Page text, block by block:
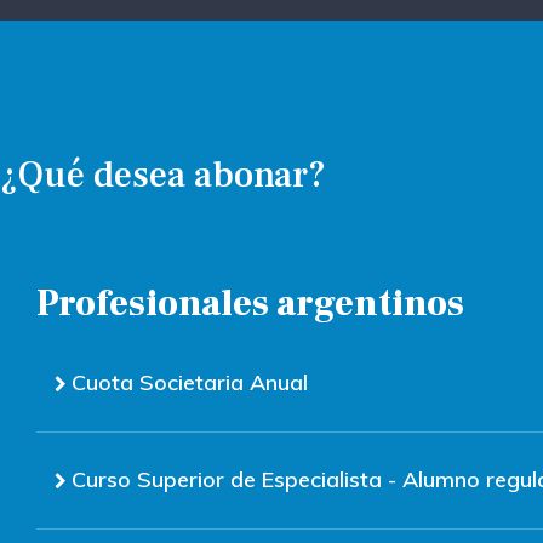
¿Qué desea abonar?
Profesionales argentinos
Cuota Societaria Anual
Curso Superior de Especialista - Alumno